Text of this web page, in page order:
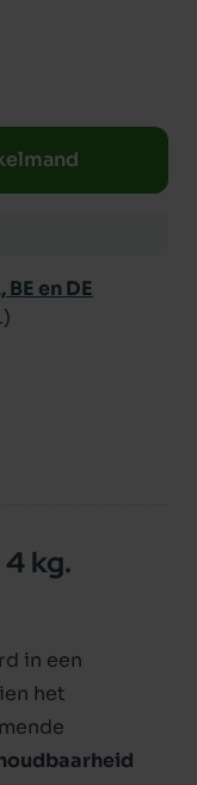
en DE
kg.
in een
het